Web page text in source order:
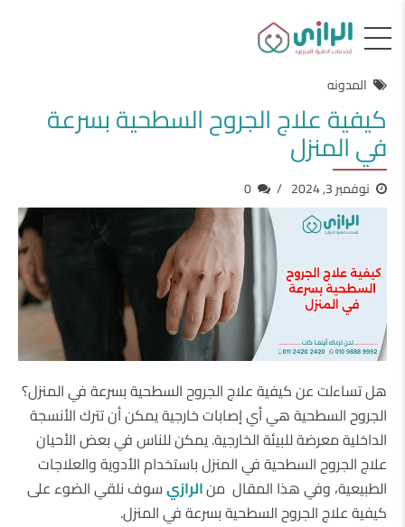
المدونه
كيفية علاج الجروح السطحية بسرعة
في المنزل
نوفمبر 3, 2024 0
هل تساءلت عن كيفية علاج الجروح السطحية بسرعة في المنزل؟
الجروح السطحية هي أي إصابات خارجية يمكن أن تترك الأنسجة
الداخلية معرضة للبيئة الخارجية. يمكن للناس في بعض الأحيان
علاج الجروح السطحية في المنزل باستخدام الأدوية والعلاجات
الطبيعية، وفي هذا المقال منالرازيسوف نلقي الضوء على
كيفية علاج الجروح السطحية بسرعة في المنزل.